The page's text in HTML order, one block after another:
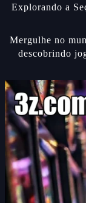
Explorando a
Mergulhe no
descobrindo